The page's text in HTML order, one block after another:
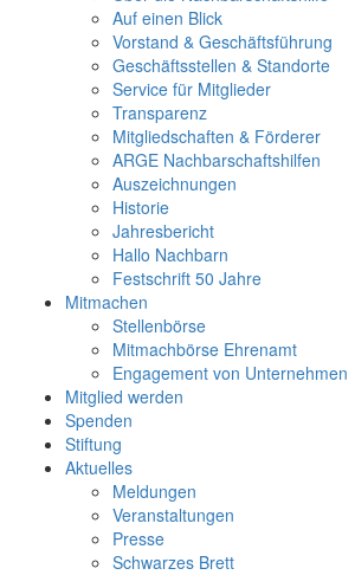
Auf einen Blick
Vorstand & Geschäftsführung
Geschäftsstellen & Standorte
Service für Mitglieder
Transparenz
Mitgliedschaften & Förderer
ARGE Nachbarschaftshilfen
Auszeichnungen
Historie
Jahresbericht
Hallo Nachbarn
Festschrift 50 Jahre
Mitmachen
Stellenbörse
Mitmachbörse Ehrenamt
Engagement von Unternehmen
Mitglied werden
Spenden
Stiftung
Aktuelles
Meldungen
Veranstaltungen
Presse
Schwarzes Brett